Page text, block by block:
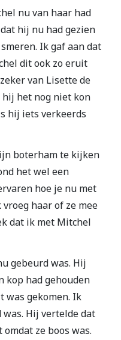
nu van haar had
hij nu had gezien
Ik gaf aan dat
dit ook zo eruit
van Lisette de
hij het nog niet kon
hij iets verkeerds
boterham te kijken
het wel een
hoe je nu met
vroeg haar of ze mee
dat ik met Mitchel
gebeurd was. Hij
kop had gehouden
was gekomen. Ik
Hij vertelde dat
ze boos was.